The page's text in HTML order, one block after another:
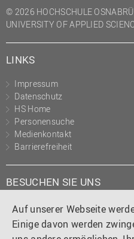
Auf unserer Webseite
Einige davon werden
© 2026 HOCHSCHULE
UNIVERSITY OF APPLIED
LINKS
Impressum
Datenschutz
HS Home
Personensuche
Medienkontakt
Barrierefreiheit
BESUCHEN SIE UNS
Instagram
TiktokLinkedIn